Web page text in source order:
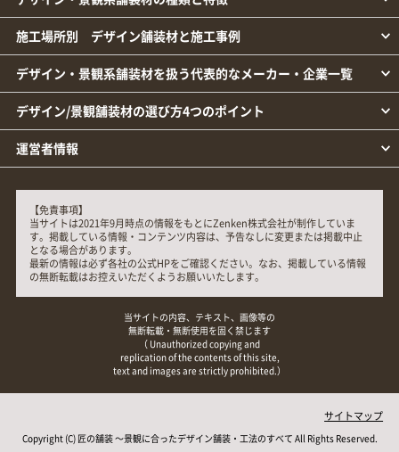
施工場所別 デザイン舗装材と施工事例
デザイン・景観系舗装材を扱う代表的なメーカー・企業一覧
デザイン/景観舗装材の選び方4つのポイント
運営者情報
【免責事項】
当サイトは2021年9月時点の情報をもとにZenken株式会社が制作していま
す。掲載している情報・コンテンツ内容は、予告なしに変更または掲載中止
となる場合があります。
最新の情報は必ず各社の公式HPをご確認ください。なお、掲載している情報
の無断転載はお控えいただくようお願いいたします。
当サイトの内容、テキスト、画像等の
無断転載・無断使用を固く禁じます
（ Unauthorized copying and
replication of the contents of this site,
text and images are strictly prohibited.）
サイトマップ
Copyright (C) 匠の舗装 ～景観に合ったデザイン舗装・工法のすべて All Rights Reserved.